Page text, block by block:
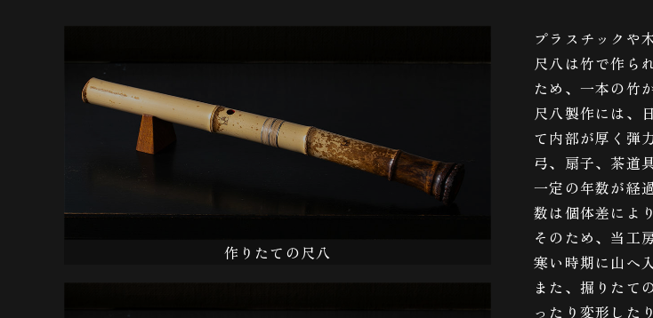
作りたての尺八
プラスチックや
尺八は竹で作ら
ため、一本の竹
尺八製作には、
て内部が厚く弾
弓、扇子、茶道
一定の年数が経
数は個体差によ
そのため、当工
寒い時期に山へ
また、掘りたて
ったり変形した